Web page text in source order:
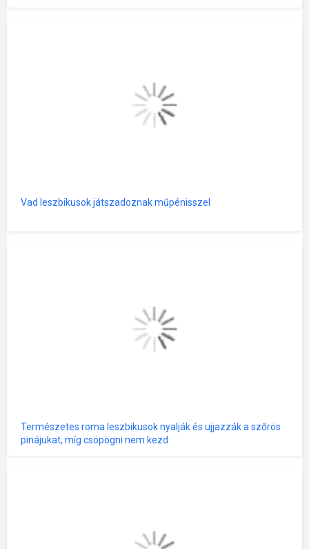
Vad leszbikusok játszadoznak műpénisszel
Természetes roma leszbikusok nyalják és ujjazzák a szőrös
pinájukat, míg csöpögni nem kezd